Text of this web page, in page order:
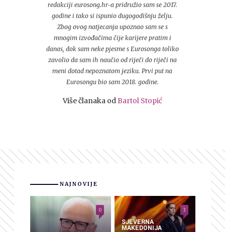
redakciji eurosong.hr-a pridružio sam se 2017.
godine i tako si ispunio dugogodišnju želju.
Zbog ovog natjecanja upoznao sam se s
mnogim izvođačima čije karijere pratim i
danas, dok sam neke pjesme s Eurosonga toliko
zavolio da sam ih naučio od riječi do riječi na
meni dotad nepoznatom jeziku. Prvi put na
Eurosongu bio sam 2018. godine.
Više članaka od Bartol Stopić
NAJNOVIJE
0
SJEVERNA
MAKEDONIJA
3